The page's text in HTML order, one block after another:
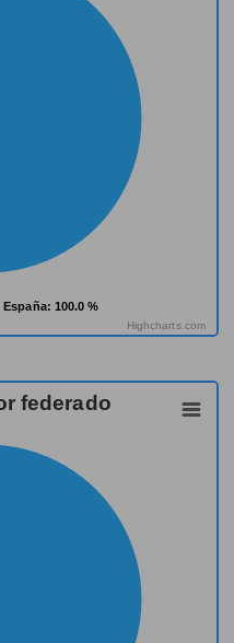
España: 100.0 %
España: 100.0 %
Highcharts.com
federado